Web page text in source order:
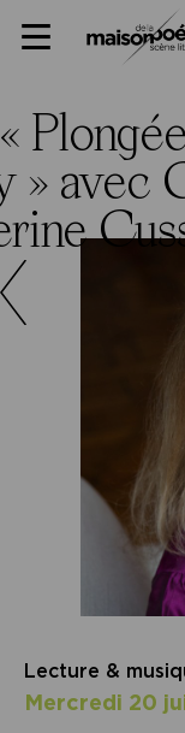
Panneau de
to
Primary
«
» avec
Lecture &
mercredi 20